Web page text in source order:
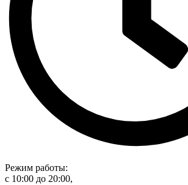
Режим работы:
с 10:00 до 20:00,